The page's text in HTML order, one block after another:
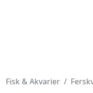
Fisk & Akvarier